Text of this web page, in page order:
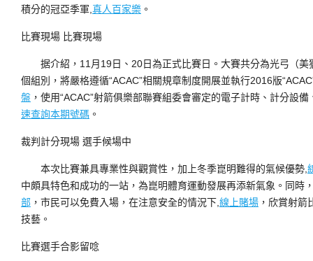
積分的冠亞季軍, 真人百家樂 。
比賽現場 比賽現場
据介紹，11月19日、20日為正式比賽日。大賽共分為光弓（美
個組別，將嚴格遵循“ACAC”相關規章制度開展並執行2016版
盤 ，使用“ACAC”射箭俱樂部聯賽組委會審定的電子計時、計分設
速查詢本期號碼 。
裁判計分現場 選手候場中
本次比賽兼具專業性與觀賞性，加上冬季崑明難得的氣候優勢,
中頗具特色和成功的一站，為崑明體育運動發展再添新氣象。同時
部 ，市民可以免費入場，在注意安全的情況下, 線上賭場 ，欣賞射箭
技藝。
比賽選手合影留唸